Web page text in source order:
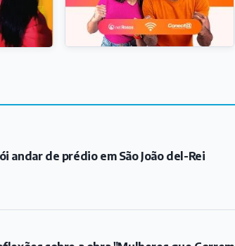
de prédio em São João del-Rei
sobre a obra "Mulheres que Correm